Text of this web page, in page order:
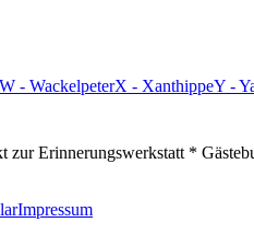
W - WackelpeterX - XanthippeY -
zur Erinnerungswerkstatt *
Impressum